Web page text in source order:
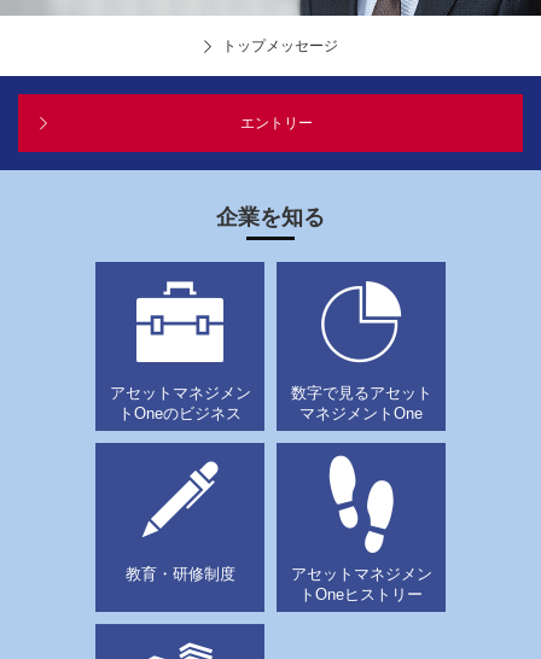
トップメッセージ
エントリー
企業を知る
アセットマネジメン
トOneのビジネス
数字で見るアセット
マネジメントOne
教育・研修制度
アセットマネジメン
トOneヒストリー